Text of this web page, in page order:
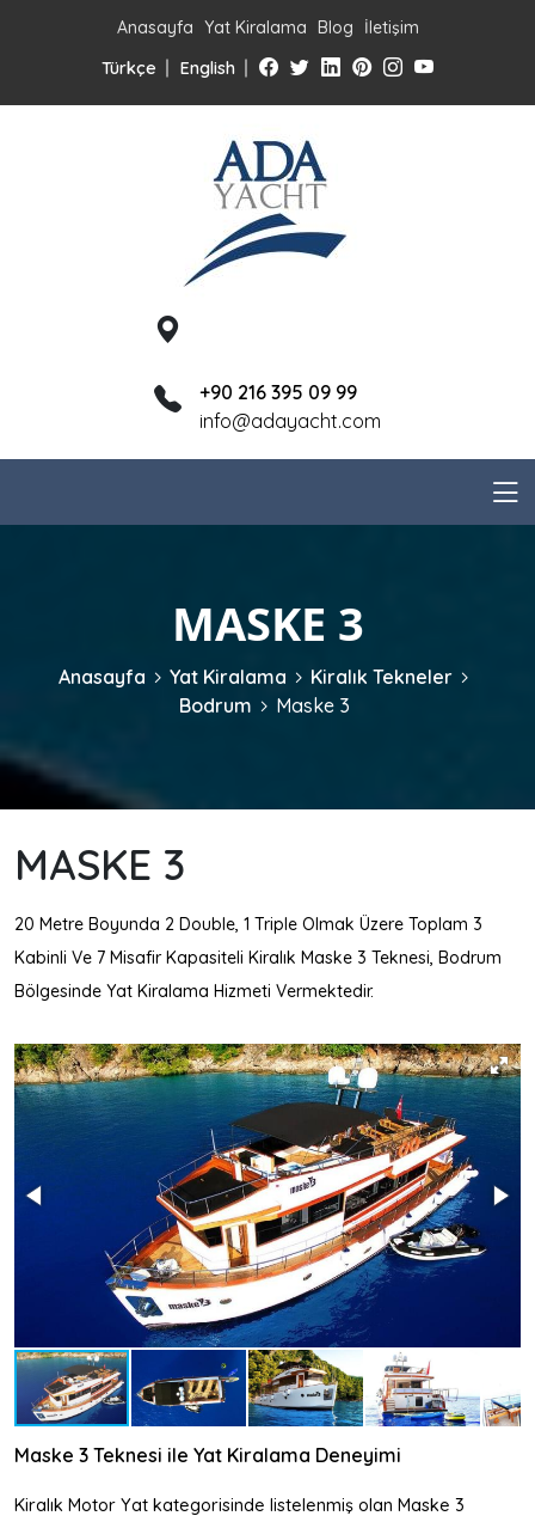
Anasayfa Yat Kiralama Blog İletişim
Türkçe English
+90 216 395 09 99
info@adayacht.com
MASKE 3
Anasayfa Yat Kiralama
Kiralık Tekneler
Bodrum
Maske 3
MASKE 3
20 Metre Boyunda 2 Double, 1 Triple Olmak Üzere Toplam 3
Kabinli Ve 7 Misafir Kapasiteli Kiralık Maske 3 Teknesi, Bodrum
Bölgesinde Yat Kiralama Hizmeti Vermektedir.
Maske 3 Teknesi ile Yat Kiralama Deneyimi
Kiralık Motor Yat kategorisinde listelenmiş olan Maske 3